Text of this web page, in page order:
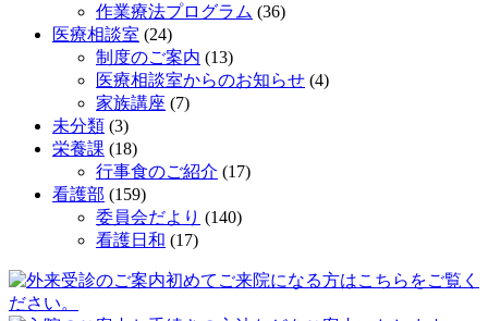
作業療法プログラム (36)
医療相談室 (24)
制度のご案内 (13)
医療相談室からのお知らせ (4)
家族講座 (7)
未分類 (3)
栄養課 (18)
行事食のご紹介 (17)
看護部 (159)
委員会だより (140)
看護日和 (17)